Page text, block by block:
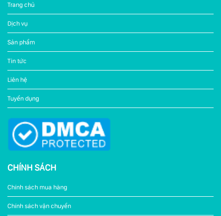
Trang chủ
Dịch vụ
Sản phẩm
Tin tức
Liên hệ
Tuyển dụng
CHÍNH SÁCH
Chính sách mua hàng
Chính sách vận chuyển